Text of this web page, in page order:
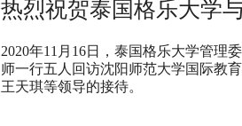
热烈祝贺泰国格乐大学
2020年11月16日，泰国格乐大学管理
师一行五人回访沈阳师范大学国际教
王天琪等领导的接待。